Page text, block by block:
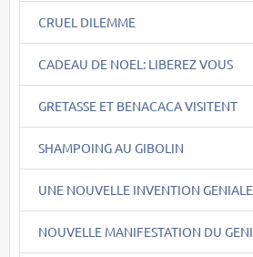
CRUEL DILEMME
CADEAU DE NOEL: LIBEREZ VOUS
GRETASSE ET BENACACA VISITENT
SHAMPOING AU GIBOLIN
UNE NOUVELLE INVENTION GENIALE
NOUVELLE MANIFESTATION DU GENI